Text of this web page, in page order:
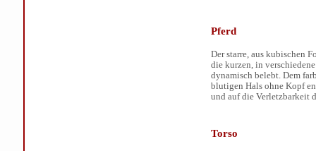
Pferd
Der starre, aus kubischen
die kurzen, in
dynamisch belebt. Dem
blutigen Hals ohne Kopf
und auf die Verletzbarkeit
Torso